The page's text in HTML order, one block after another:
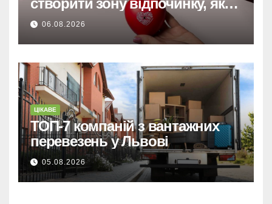
створити зону відпочинку, яку
запам’ятають гості
06.08.2026
ЦІКАВЕ
ТОП-7 компаній з вантажних
перевезень у Львові
05.08.2026